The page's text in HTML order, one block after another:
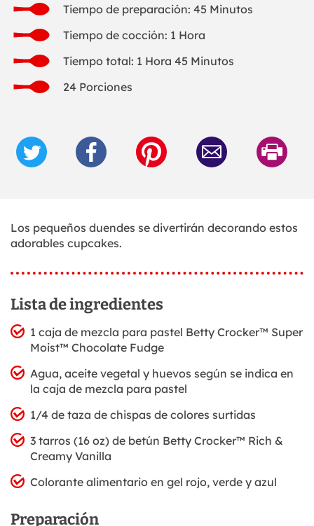
Tiempo de preparación: 45 Minutos
Tiempo de cocción: 1 Hora
Tiempo total: 1 Hora 45 Minutos
24 Porciones
Los pequeños duendes se divertirán decorando estos
adorables cupcakes.
Lista de ingredientes
1 caja de mezcla para pastel Betty Crocker™ Super
Moist™ Chocolate Fudge
Agua, aceite vegetal y huevos según se indica en
la caja de mezcla para pastel
1/4 de taza de chispas de colores surtidas
3 tarros (16 oz) de betún Betty Crocker™ Rich &
Creamy Vanilla
Colorante alimentario en gel rojo, verde y azul
Preparación